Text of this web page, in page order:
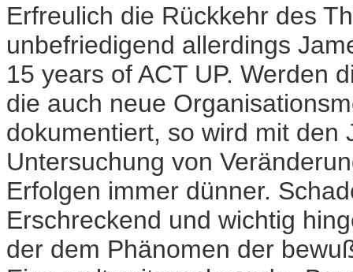
Erfreulich die Rückkehr des
unbefriedigend allerdings
15 years of ACT UP. Werden
die auch neue
dokumentiert, so wird mit den
Untersuchung von
Erfolgen immer dünner.
Erschreckend und wichtig
der dem Phänomen der